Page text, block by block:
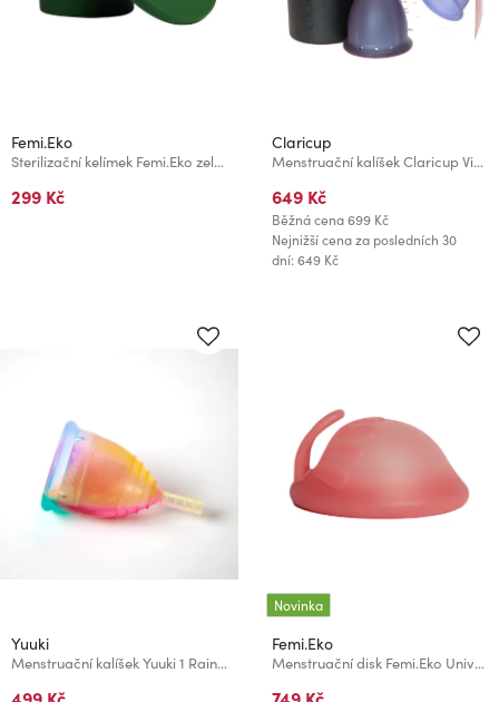
Femi.Eko
Sterilizační kelímek Femi.Eko zelený
299 Kč
Claricup
Menstruační kalíšek Claricup Violet 3
649 Kč
Běžná cena699 Kč
Nejnižší cena za posledních 30
dní: 649 Kč
Yuuki
Menstruační kalíšek Yuuki 1 Rainbow Classic Economic
Novinka
Femi.Eko
Menstruační disk Femi.Eko Universal Safe Soft Antibakteriální Pink